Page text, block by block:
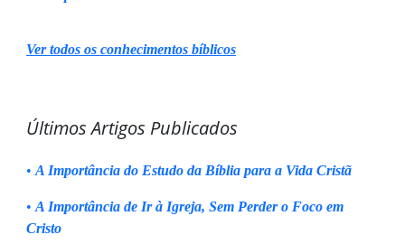
Ver todos os conhecimentos bíblicos
Últimos Artigos Publicados
• A Importância do Estudo da Bíblia para a Vida Cristã
• A Importância de Ir à Igreja, Sem Perder o Foco em
Cristo